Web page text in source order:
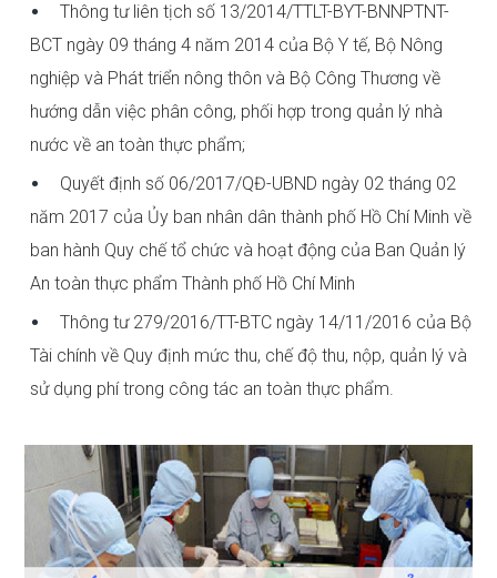
Thông tư liên tịch số 13/2014/TTLT-BYT-BNNPTNT-
BCT ngày 09 tháng 4 năm 2014 của Bộ Y tế, Bộ Nông
nghiệp và Phát triển nông thôn và Bộ Công Thương về
hướng dẫn việc phân công, phối hợp trong quản lý nhà
nước về an toàn thực phẩm;
Quyết định số 06/2017/QĐ-UBND ngày 02 tháng 02
năm 2017 của Ủy ban nhân dân thành phố Hồ Chí Minh về
ban hành Quy chế tổ chức và hoạt động của Ban Quản lý
An toàn thực phẩm Thành phố Hồ Chí Minh
Thông tư 279/2016/TT-BTC ngày 14/11/2016 của Bộ
Tài chính về Quy định mức thu, chế độ thu, nộp, quản lý và
sử dụng phí trong công tác an toàn thực phẩm.